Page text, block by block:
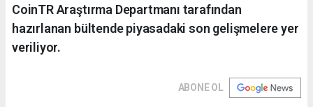
CoinTR Araştırma Departmanı tarafından
hazırlanan bültende piyasadaki son gelişmelere yer
veriliyor.
ABONE OL